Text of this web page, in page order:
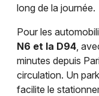
long de la journée.
Pour les
N6 et la D94,
minutes depuis
circulation. Un
facilite le